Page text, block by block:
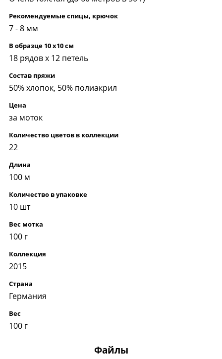
Рекомендуемые спицы, крючок
7 - 8 мм
В образце 10 x10 см
18 рядов х 12 петель
Состав пряжи
50% хлопок, 50% полиакрил
Цена
за моток
Количество цветов в коллекции
22
Длина
100 м
Количество в упаковке
10 шт
Вес мотка
100 г
Коллекция
2015
Страна
Германия
Вес
100 г
Файлы